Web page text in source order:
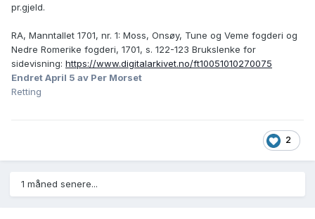
pr.gjeld.
RA, Manntallet 1701, nr. 1: Moss, Onsøy, Tune og Veme fogderi og
Nedre Romerike fogderi, 1701, s. 122-123 Brukslenke for
sidevisning: https://www.digitalarkivet.no/ft10051010270075
EndretApril 5 av Per Morset
Retting
2
1 måned senere...